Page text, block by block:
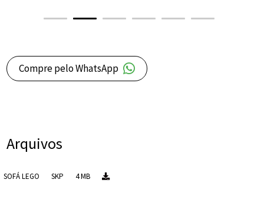
Compre pelo WhatsApp
Arquivos
SOFÁ LEGO SKP 4 MB